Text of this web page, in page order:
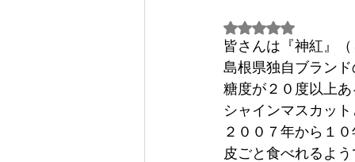
5つ星のうちNaN
皆さんは『神紅』
島根県独自ブラン
糖度が２０度以上
シャインマスカッ
２００７年から１
皮ごと食べれるよ